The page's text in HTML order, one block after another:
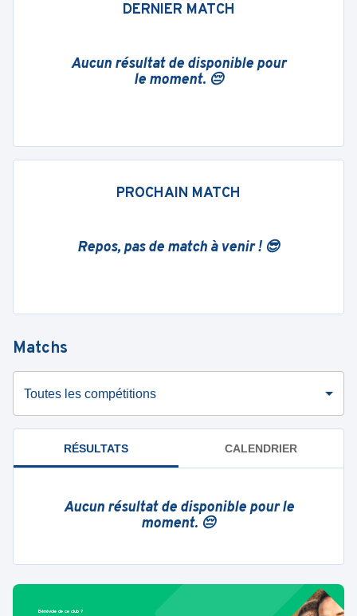
DERNIER MATCH
Aucun résultat de disponible pour
le moment. 😔
PROCHAIN MATCH
Repos, pas de match à venir ! 😎
Matchs
Toutes les compétitions
RÉSULTATS CALENDRIER
Aucun résultat de disponible pour le
moment. 😔
Bénévole de ce club ?